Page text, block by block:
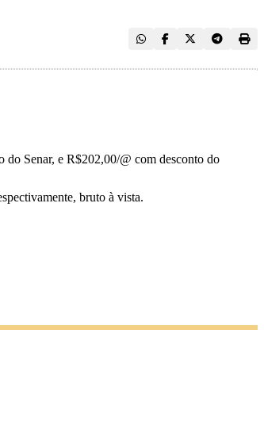
do Senar, e R$202,00/@ com desconto do
bruto à vista.